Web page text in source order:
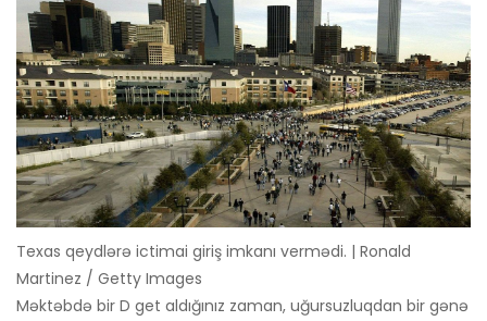
Texas qeydlərə ictimai giriş imkanı vermədi. | Ronald
Martinez / Getty Images
Məktəbdə bir D get aldığınız zaman, uğursuzluqdan bir gənə